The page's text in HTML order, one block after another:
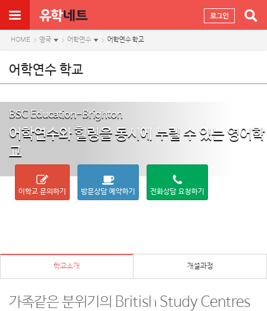
HOME 영국 어학연수 어학연수 학교
어학연수 학교
BSC Education-Brighton
어학연수와 힐링을 동시에 누릴 수 있는 영어학
교
이학교 문의하기 방문상담 예약하기 전화상담 요청하기
학교소개 개설과정
가족같은 분위기의 British Study Centres